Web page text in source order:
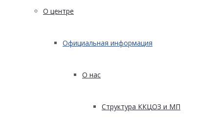
О центре
Официальная информация
О нас
Структура ККЦОЗ и МП